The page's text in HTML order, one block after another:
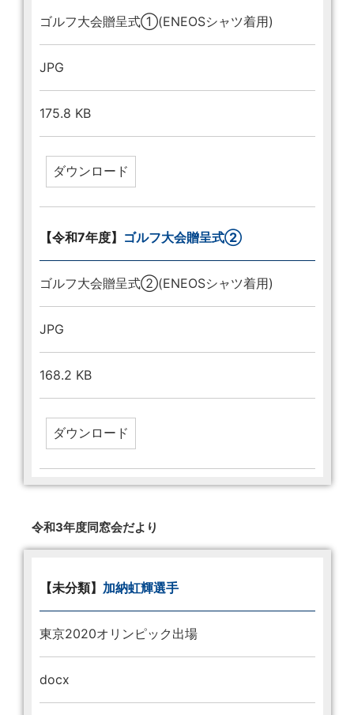
ゴルフ大会贈呈式①(ENEOSシャツ着用)
JPG
175.8 KB
【令和7年度】 ゴルフ大会贈呈式②
ゴルフ大会贈呈式②(ENEOSシャツ着用)
JPG
168.2 KB
令和3年度同窓会だより
【未分類】 加納虹輝選手
東京2020オリンピック出場
docx